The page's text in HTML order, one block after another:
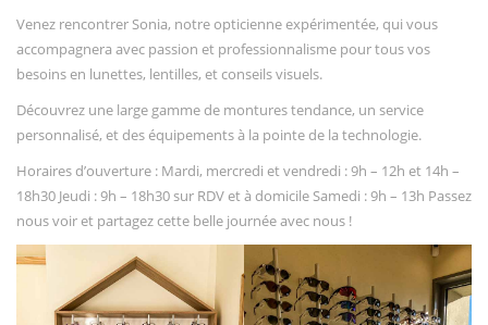
Venez rencontrer Sonia, notre opticienne expérimentée, qui vous
accompagnera avec passion et professionnalisme pour tous vos
besoins en lunettes, lentilles, et conseils visuels.
Découvrez une large gamme de montures tendance, un service
personnalisé, et des équipements à la pointe de la technologie.
Horaires d’ouverture : Mardi, mercredi et vendredi : 9h – 12h et 14h –
18h30 Jeudi : 9h – 18h30 sur RDV et à domicile Samedi : 9h – 13h Passez
nous voir et partagez cette belle journée avec nous !